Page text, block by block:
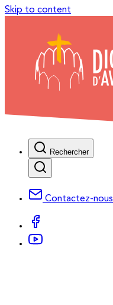
Skip to content
Rechercher
Contactez-nous